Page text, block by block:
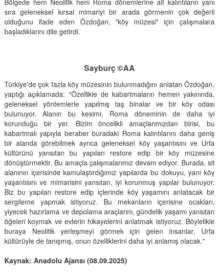
sıra geleneksel kırsal mimariyi bir arada görmenin çok değerli
olduğunu ifade eden Özdoğan, "köy müzesi" için çalışmalara
başladıklarını dile getirdi.
Sayburç ©AA
Türkiye'de çok fazla köy müzesinin bulunmadığını anlatan Özdoğan,
yaptığı açıklamada: "Özellikle de kabartmaların hemen yakınında,
geleneksel yöntemlerle yapılmış taş binalar ve bir köy odası
bulunuyor. Alanın bu kesimi, Roma döneminin de daha iyi
korunduğu bir yer. Bizim öncelikli amaçlarımızdan birisi, bu
kabartmalı yapıyla beraber buradaki Roma kalıntılarını daha geniş
bir alanda görebilmek ayrıca geleneksel köy yaşantısını ve Urfa
kültürünü yansıtan bu yapıları restore edip bir köy müzesine
dönüştürmektir. Bu amaçla çalışmalarımız devam ediyor. Burada, sit
alanının içerisinde kamulaştırdığımız yapılarda bu dokuyu, yani köy
yaşantısını ve mimarisini yansıtan, iyi korunmuş yapılar bulunuyor.
Biz bu yapıları restore edip içlerinde köy yaşamını anlatacak bir
sergileme yapmak istiyoruz. Bu mekanların içerisine ocakları,
yiyecek hazırlama ve depolama araçlarını, gündelik yaşamı yansıtan
öğeleri koymak ve evlerin hikayelerini anlatmak istiyoruz. Böylelikle
buraya Neolitik yerleşmeyi görmek için gelen insanlar, Urfa
kültürüyle de tanışmış, onun özelliklerini daha iyi anlamış olacak."
Kaynak: Anadolu Ajansı (08.09.2025)